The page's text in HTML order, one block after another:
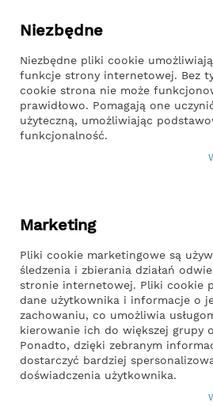
Przejdź
treści
Miło nam, że wracasz DoDomuiOgrodu.pl
Kategorie
została starannie dobrana,
Odpoczynek w ogrodzie
Po ciężkim dniu nic nie
miejsce do relaksu.
Niezbędne
Niezbędne pliki cookie
funkcje strony internetowej. Bez
cookie strona nie może
prawidłowo. Pomagają one
użyteczną, umożliwiając
funkcjonalność.
Marketing
Pliki cookie marketingowe są
śledzenia i zbierania działań
stronie internetowej. Pliki cookie
dane użytkownika i informacje o
zachowaniu, co umożliwia
kierowanie ich do większej grupy
Ponadto, dzięki zebranym
dostarczyć bardziej
doświadczenia użytkownika.